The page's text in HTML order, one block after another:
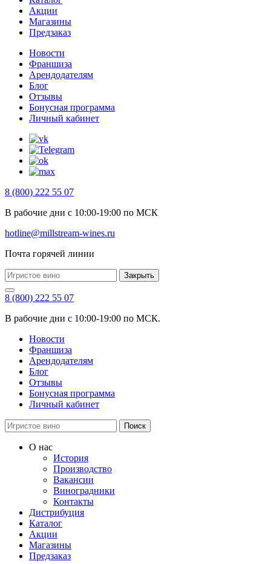
Акции
Магазины
Предзаказ
Новости
Франшиза
Арендодателям
Блог
Отзывы
Бонусная программа
Личный кабинет
8 (800) 222 55 07
В рабочие дни с 10:00-19:00 по МСК
hotline@millstream-wines.ru
Почта горячей линии
Закрыть
8 (800) 222 55 07
В рабочие дни с 10:00-19:00 по МСК.
Новости
Франшиза
Арендодателям
Блог
Отзывы
Бонусная программа
Личный кабинет
Поиск
О нас
История
Производство
Вакансии
Виноградники
Контакты
Дистрибуция
Каталог
Акции
Магазины
Предзаказ